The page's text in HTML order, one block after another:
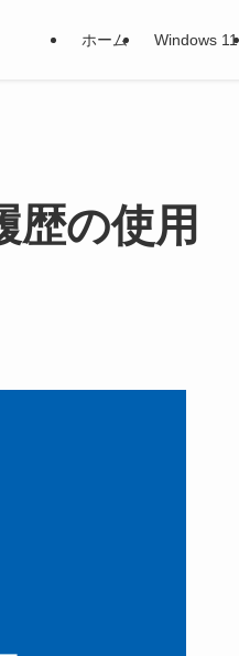
ホーム Windows 11
の使用